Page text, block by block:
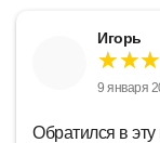
Игорь
9 января
Обратился в